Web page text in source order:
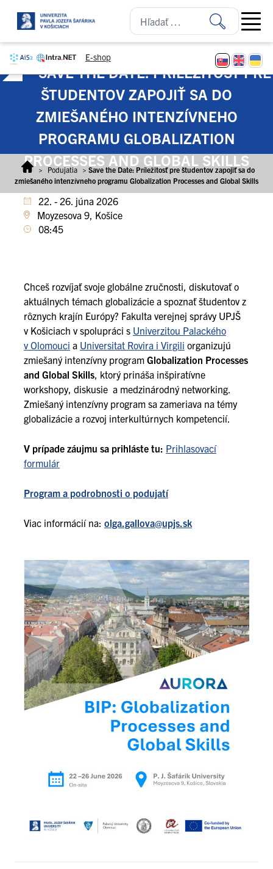
E-shop
Open
SAVE THE DATE: PRÍLEŽITOSŤ PRE
ŠTUDENTOV ZAPOJIŤ SA DO
ZMIEŠANÉHO INTENZÍVNEHO
PROGRAMU GLOBALIZATION
PROCESSES AND GLOBAL SKILLS
> Podujatia > Save the Date: Príležitosť pre študentov zapojiť sa do
zmiešaného intenzívneho programu Globalization Processes and Global Skills
22. - 26. júna 2026
Moyzesova 9, Košice
08:45
Chceš rozvíjať svoje globálne zručnosti, diskutovať o
aktuálnych témach globalizácie a spoznať študentov z
rôznych krajín Európy? Fakulta verejnej správy UPJŠ
v Košiciach v spolupráci s Univerzitou Palackého
v Olomouci a Universitat Rovira i Virgili organizujú
zmiešaný intenzívny program Globalization Processes
and Global Skills , ktorý prináša inšpiratívne
workshopy, diskusie a medzinárodný networking.
Zmiešaný intenzívny program sa zameriava na témy
globalizácie a rozvoj interkultúrnych kompetencií.
V prípade záujmu sa prihláste tu: Prihlasovací
formulár
Program a podrobnosti o podujatí
Viac informácií na: olga.gallova@upjs.sk